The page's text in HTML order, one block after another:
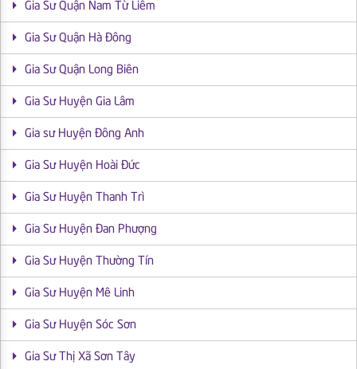
Gia Sư Quận Nam Từ Liêm
Gia Sư Quận Hà Đông
Gia Sư Quận Long Biên
Gia Sư Huyện Gia Lâm
Gia sư Huyện Đông Anh
Gia Sư Huyện Hoài Đức
Gia Sư Huyện Thanh Trì
Gia Sư Huyện Đan Phượng
Gia Sư Huyện Thường Tín
Gia Sư Huyện Mê Linh
Gia Sư Huyện Sóc Sơn
Gia Sư Thị Xã Sơn Tây